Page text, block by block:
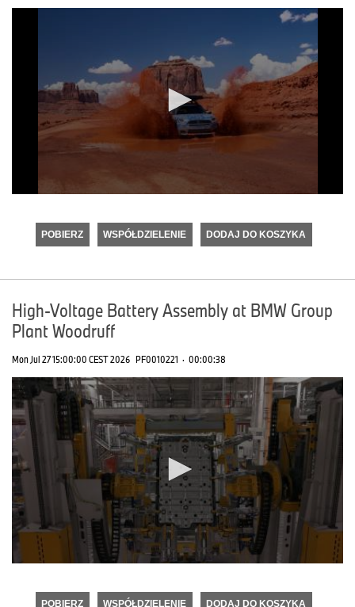
seconds
POBIERZ WSPÓŁDZIELENIE DODAJ DO KOSZYKA
High-Voltage Battery Assembly at BMW Group
Plant Woodruff
Mon Jul 27 15:00:00 CEST 2026 PF0010221 · 00:00:38
POBIERZ WSPÓŁDZIELENIE DODAJ DO KOSZYKA